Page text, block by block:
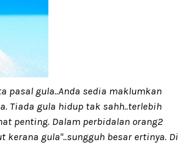
pasal gula..Anda sedia maklumkan
Tiada gula hidup tak sahh..terlebih
penting. Dalam perbidalan orang2
gula"..sungguh besar ertinya. Di